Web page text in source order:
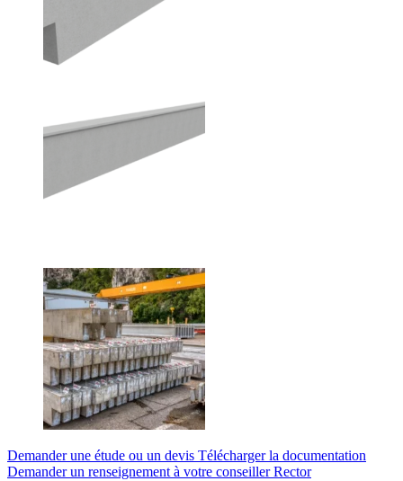
Demander une étude ou un devis Télécharger la documentation
Demander un renseignement à votre conseiller Rector